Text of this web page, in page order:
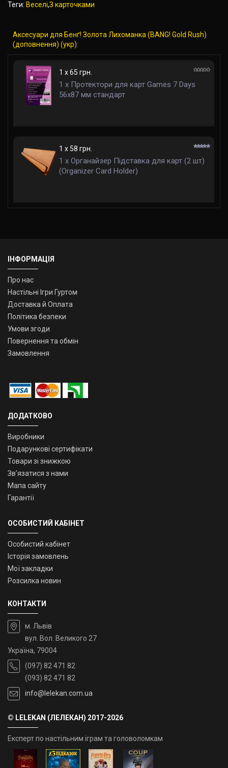
Теги: Веселі,З карточками
Аксесуари для Бенґ! Золота Лихоманка (BANG! Gold Rush)
(доповнення) (укр):
1 x 65 грн.
1 x Протектори для карт Games 7 Days
56x87 мм стандарт
1 x 58 грн.
1 x Органайзер Підставка для карт (2 шт)
(Organizer Card Holder)
ІНФОРМАЦІЯ
Про нас
Настільні Ігри Гуртом
Доставка й Оплата
Політика безпеки
Умови згоди
Повернення та обмін
Замовлення
ДОДАТКОВО
Виробники
Подарункові сертифікати
Товари зі знижкою
Зв’язатися з нами
Мапа сайту
Гарантії
ОСОБИСТИЙ КАБІНЕТ
Особистий кабінет
Історія замовлень
Мої закладки
Розсилка новин
КОНТАКТИ
м. Львів
вул. Вол. Великого 27
Україна, 79004
(097) 82 471 82
(093) 82 471 82
info@lelekan.com.ua
© LELEKAN (ЛЕЛЕКАН) 2017-2026
Експерт по настільним іграм та головоломкам